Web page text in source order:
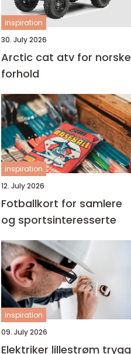
inspiration
30. July 2026
Arctic cat atv for norske
forhold
inspiration
12. July 2026
Fotballkort for samlere
og sportsinteresserte
inspiration
09. July 2026
Elektriker lillestrøm trygg